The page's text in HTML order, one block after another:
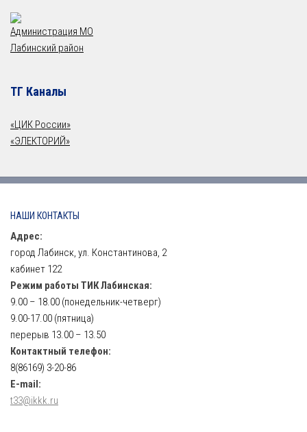
Администрация МО
Лабинский район
ТГ Каналы
«ЦИК России»
«ЭЛЕКТОРИЙ»
НАШИ КОНТАКТЫ
Адрес:
город Лабинск, ул. Константинова, 2
кабинет 122
Режим работы ТИК Лабинская:
9.00 – 18.00 (понедельник-четверг)
9.00-17.00 (пятница)
перерыв 13.00 – 13.50
Контактный телефон:
8(86169) 3-20-86
E-mail:
t33@ikkk.ru